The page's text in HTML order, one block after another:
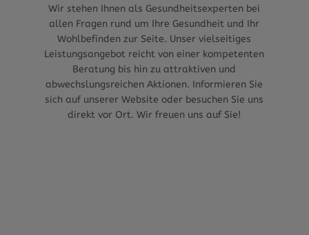
Wir stehen Ihnen als Gesundheitsexperten bei
allen Fragen rund um Ihre Gesundheit und Ihr
Wohlbefinden zur Seite. Unser vielseitiges
Leistungsangebot reicht von einer kompetenten
Beratung bis hin zu attraktiven und
abwechslungsreichen Aktionen. Informieren Sie
sich auf unserer Website oder besuchen Sie uns
direkt vor Ort. Wir freuen uns auf Sie!